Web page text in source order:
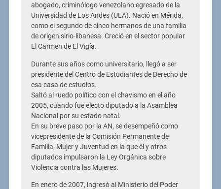
abogado, criminólogo venezolano egresado de la
Universidad de Los Andes (ULA). Nació en Mérida,
como el segundo de cinco hermanos de una familia
de origen sirio-libanesa. Creció en el sector popular
El Carmen de El Vigía.
Durante sus años como universitario, llegó a ser
presidente del Centro de Estudiantes de Derecho de
esa casa de estudios.
Saltó al ruedo político con el chavismo en el año
2005, cuando fue electo diputado a la Asamblea
Nacional por su estado natal.
En su breve paso por la AN, se desempeñó como
vicepresidente de la Comisión Permanente de
Familia, Mujer y Juventud en la que él y otros
diputados impulsaron la Ley Orgánica sobre
Violencia contra las Mujeres.
En enero de 2007, ingresó al Ministerio del Poder